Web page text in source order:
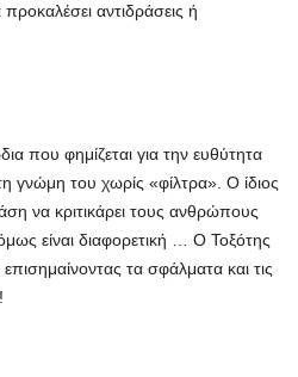
αντιδράσεις ή
που φημίζεται για την ευθύτητα
γνώμη του χωρίς «φίλτρα». Ο ίδιος
να κριτικάρει τους ανθρώπους
είναι διαφορετική … Ο Τοξότης
τα σφάλματα και τις